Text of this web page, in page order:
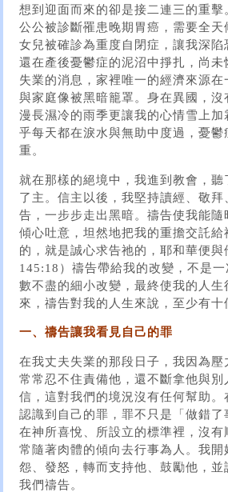
想到迎面而來的卻是接二連三的重擊
公公被診斷罹患晚期胃癌，需要全天
女兒被確診為重度自閉症，讓我深陷
還在產後憂鬱症的泥沼中掙扎，尚未
失業的消息，家裡唯一的經濟來源在
與家庭像被黑暗籠罩。身在異國，沒
漫長濕冷的雨季更讓我的心情雪上
乎每天都在淚水與無助中度過，憂鬱
重。
就在那樣的絕境中，我進到教會，
了主。信主以後，我堅持讀經、敬拜
告，一步步走出黑暗。禱告使我能
傾心吐意，坦然地把我的重擔交託
的，就是誠心求告祂的，耶和華便
145:18）禱告帶給我的改變，不是
數不盡的細小改變，最終使我的人生
來，禱告對我的人生來說，至少有十
一、禱告讓我看見自己的罪
在我丈夫失業的那段日子，我因為壓
常常忍不住責備他，還不斷拿他與別
信，這對我們的境況沒有任何幫助
認識到自己的罪，罪不只是「做錯
在神所喜悅、所設立的標準裡，沒有
常隨著肉體的傾向去行事為人。我開
怨、發怒，轉而支持他、鼓勵他，並
我們禱告。